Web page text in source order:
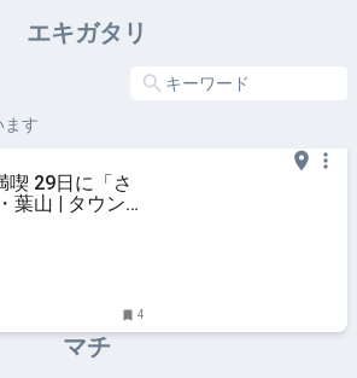
エキガタリ
ます
喫 29日に「さ
葉山 | タウンニ
4
マチ